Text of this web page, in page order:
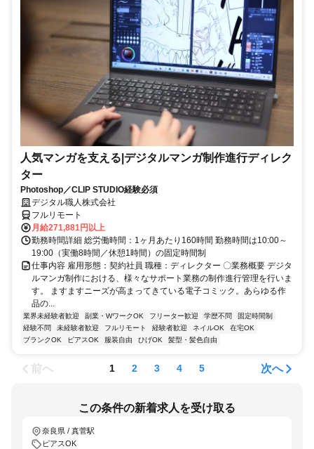
人気マンガを支える|デジタルマンガ制作進行ディレク
ター
Photoshop／CLIP STUDIO経験必須
デジタル職人株式会社
フルリモート
月給271,881円以上
勤務時間詳細 総労働時間：1ヶ月あたり160時間 勤務時間は10:00～
19:00（実働8時間／休憩1時間）の固定時間制
仕事内容 雇用形態：契約社員 職種：ディレクター 〇業務概要 デジタ
ルマンガ制作における、様々なサポート業務の制作進行管理を行いま
す。 ますますニーズが高まってきている電子コミック。あらゆる作
品の...
業界未経験者歓迎 副業・WワークOK フリーター歓迎 学歴不問
固定時間制
経験不問
未経験者歓迎 フルリモート 経験者歓迎 ネイルOK
在宅OK
ブランクOK
ピアスOK 服装自由 ひげOK 髪型・髪色自由
前へ 1 2 3 4 5 次へ
この条件の新着求人を受け取る
奈良県 / 真菅駅
ピアスOK